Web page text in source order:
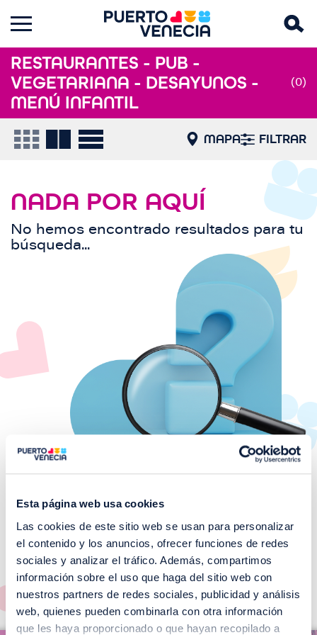
Esta página web usa cookies
Las cookies de este sitio web se usan para personalizar
el contenido y los anuncios, ofrecer funciones de redes
sociales y analizar el tráfico. Además, compartimos
información sobre el uso que haga del sitio web con
nuestros partners de redes sociales, publicidad y análisis
web, quienes pueden combinarla con otra información
que les haya proporcionado o que hayan recopilado a
RESTAURANTES - PUB -
VEGETARIANA - DESAYUNOS -
MENÚ INFANTIL
(0)
MAPA FILTRAR
NADA POR AQUÍ
No hemos encontrado resultados para tu
búsqueda...
¡No te pierdas nuestros
EVENTOS!
Ver todos >